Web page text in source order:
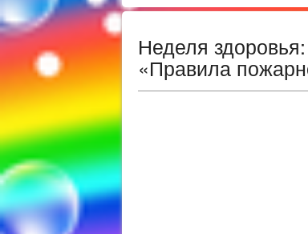
Неделя
«Правила